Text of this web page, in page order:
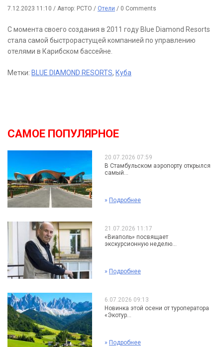
7.12.2023 11:10 / Автор: РСТО / Отели / 0 Comments
С момента своего создания в 2011 году Blue Diamond Resorts
стала самой быстрорастущей компанией по управлению
отелями в Карибском бассейне.
Метки: BLUE DIAMOND RESORTS, Куба
САМОЕ ПОПУЛЯРНОЕ
20.07.2026 07:59
В Стамбульском аэропорту открылся
самый...
» Подробнее
21.07.2026 11:17
«Виаполь» посвящает
экскурсионную неделю...
» Подробнее
6.07.2026 09:13
Новинка этой осени от туроператора
«Экотур...
» Подробнее